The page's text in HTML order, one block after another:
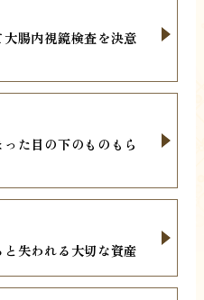
腸内視鏡検査を決意
た目の下のものもら
失われる大切な資産